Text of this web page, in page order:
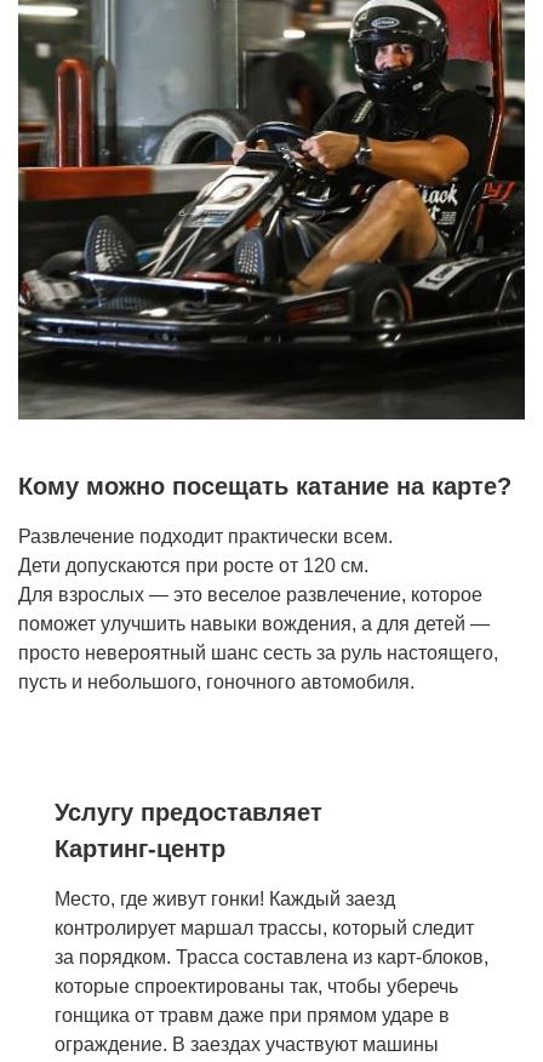
Кому можно посещать катание на карте?
Развлечение подходит практически всем.
Дети допускаются при росте от 120 см.
Для взрослых — это веселое развлечение, которое
поможет улучшить навыки вождения, а для детей —
просто невероятный шанс сесть за руль настоящего,
пусть и небольшого, гоночного автомобиля.
Услугу предоставляет
Картинг-центр
Место, где живут гонки! Каждый заезд
контролирует маршал трассы, который следит
за порядком. Трасса составлена из карт-блоков,
которые спроектированы так, чтобы уберечь
гонщика от травм даже при прямом ударе в
ограждение. В заездах участвуют машины